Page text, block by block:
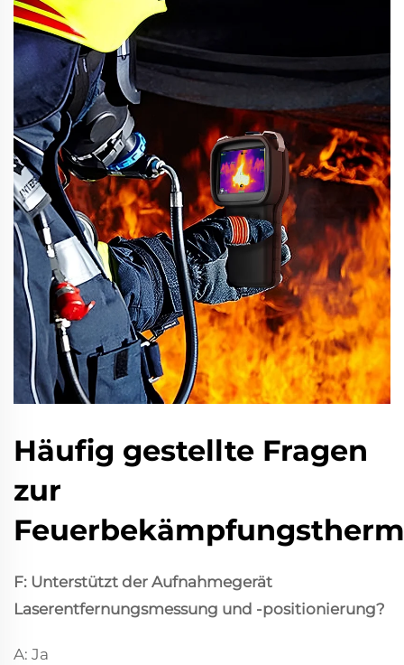
Häufig gestellte Fragen
zur
F: Unterstützt der Aufnahmegerät
Laserentfernungsmessung und -positionierung?
A: Ja